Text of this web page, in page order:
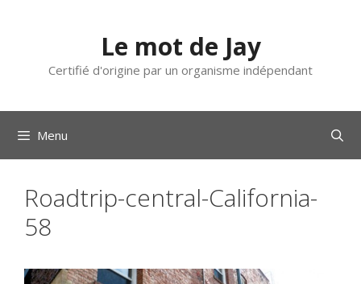
Le mot de Jay
Certifié d'origine par un organisme indépendant
Menu
Roadtrip-central-California-
58